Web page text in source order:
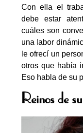
Con ella el
debe estar
cuáles son
una labor
le ofrecí un
otros que había
Eso habla de su
Reinos de